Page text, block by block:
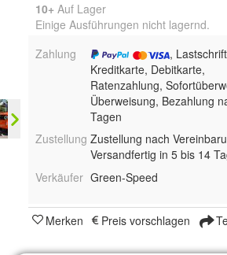
10+ Auf Lager
Einige Ausführungen nicht lagernd.
Zahlung
,
Kreditkarte, Debitkarte,
Ratenzahlung,
Überweisung, Bezahlung
Tagen
Zustellung Zustellung nach
Versandfertig in 5 bis 14
Verkäufer Green-Speed
Merken Preis vorschlagen